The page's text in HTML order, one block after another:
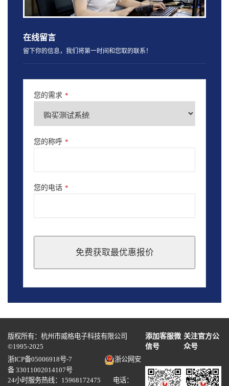
在线留言
留下你的信息，我们将第一时间和您取的联系！
您的需求 *
您的称呼 *
您的电话 *
免费获取最优惠报价
should
blank
版权所有：杭州市威格电子科技有限公司
©1995-2025
添加客服微
信号
关注官方公
众号
浙ICP备05006918号-7
浙公网安
备 33011002014107号
24小时服务热线：15968172475 电话：